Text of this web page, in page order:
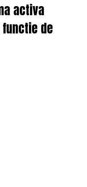
activa
de